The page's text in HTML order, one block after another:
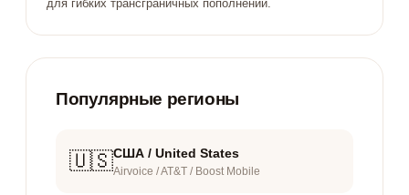
для гибких трансграничных пополнений.
Популярные регионы
🇺🇸США / United States
Airvoice / AT&T / Boost Mobile